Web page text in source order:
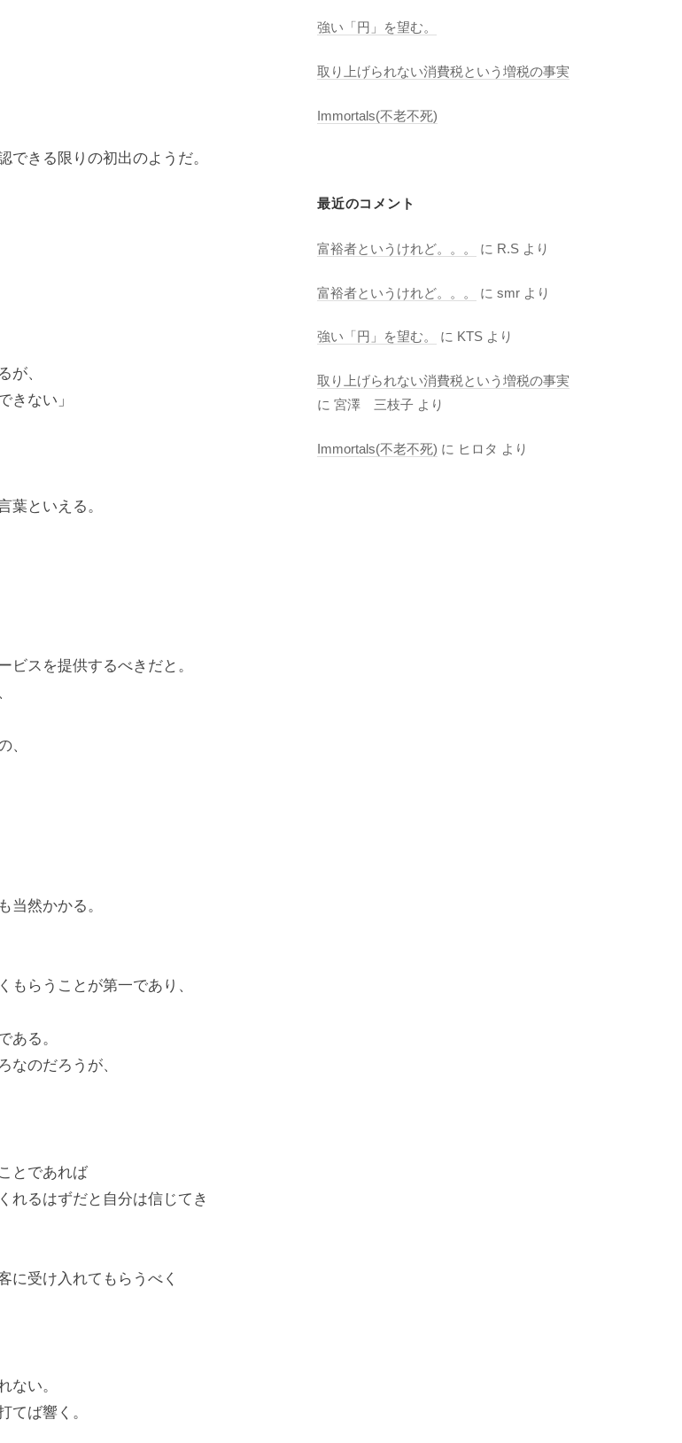
きる限りの初出のようだ。
が、
きない」
葉といえる。
スを提供するべきだと。
、
当然かかる。
もらうことが第一であり、
ある。
なのだろうが、
とであれば
れるはずだと自分は信じてき
に受け入れてもらうべく
ない。
てば響く。
強い「円」を望む。
取り上げられない消費税という増税の事実
Immortals(不老不死)
最近のコメント
富裕者というけれど。。。 に R.S より
富裕者というけれど。。。 にsmr より
強い「円」を望む。 に KTS より
取り上げられない消費税という増税の事実
に宮澤 三枝子 より
Immortals(不老不死) に ヒロタ より